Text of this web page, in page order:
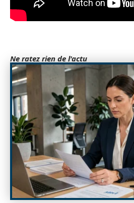
Ne ratez rien de l'actu